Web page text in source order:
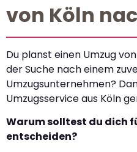
von Köln
Du planst einen Umzug
der Suche nach einem
Umzugsunternehmen?
Umzugsservice aus Köln
Warum solltest du dich
entscheiden?